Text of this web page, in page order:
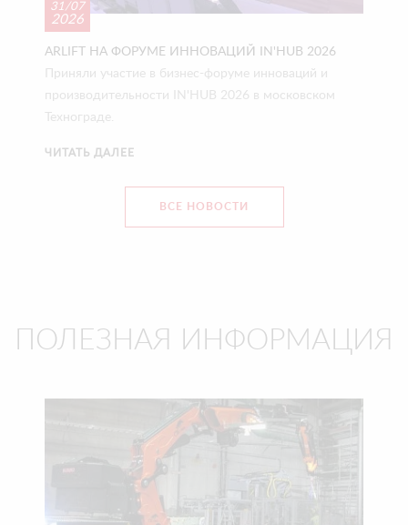
31/07
2026
ARLIFT НА ФОРУМЕ ИННОВАЦИЙ IN'HUB 2026
Приняли участие в бизнес-форуме инноваций и
производительности IN'HUB 2026 в московском
Технограде.
ЧИТАТЬ ДАЛЕЕ
ВСЕ НОВОСТИ
ПОЛЕЗНАЯ ИНФОРМАЦИЯ